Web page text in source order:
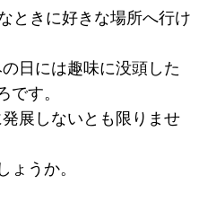
ときに好きな場所へ行け
日には趣味に没頭した
す。
展しないとも限りませ
うか。